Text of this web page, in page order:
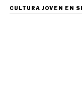
CULTURA JOVEN EN